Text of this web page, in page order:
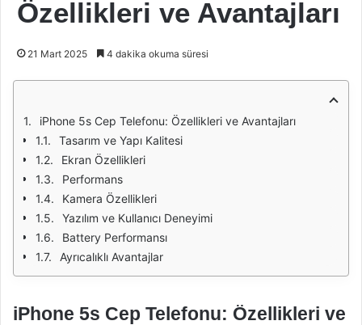
Özellikleri ve Avantajları
21 Mart 2025 4 dakika okuma süresi
iPhone 5s Cep Telefonu: Özellikleri ve Avantajları
Tasarım ve Yapı Kalitesi
Ekran Özellikleri
Performans
Kamera Özellikleri
Yazılım ve Kullanıcı Deneyimi
Battery Performansı
Ayrıcalıklı Avantajlar
iPhone 5s Cep Telefonu: Özellikleri ve